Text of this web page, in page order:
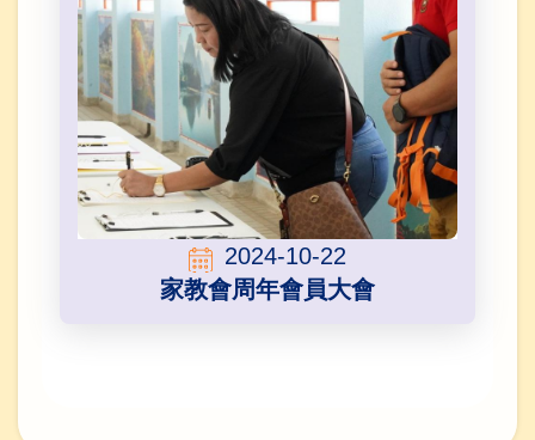
2024-10-22
家教會周年會員大會